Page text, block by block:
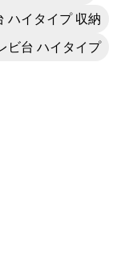
ハイタイプ 収納
ビ台 ハイタイプ